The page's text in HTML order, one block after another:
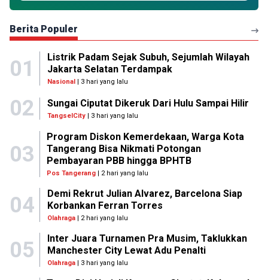
Berita Populer
01
Listrik Padam Sejak Subuh, Sejumlah Wilayah
Jakarta Selatan Terdampak
Nasional | 3 hari yang lalu
02 Sungai Ciputat Dikeruk Dari Hulu Sampai Hilir
TangselCity | 3 hari yang lalu
03
Program Diskon Kemerdekaan, Warga Kota
Tangerang Bisa Nikmati Potongan
Pembayaran PBB hingga BPHTB
Pos Tangerang | 2 hari yang lalu
04
Demi Rekrut Julian Alvarez, Barcelona Siap
Korbankan Ferran Torres
Olahraga| 2 hari yang lalu
05
Inter Juara Turnamen Pra Musim, Taklukkan
Manchester City Lewat Adu Penalti
Olahraga| 3 hari yang lalu